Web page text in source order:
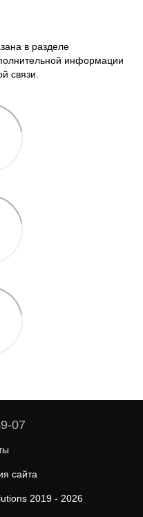
в разделе
информации
связи.
07
сайта
2019 - 2026